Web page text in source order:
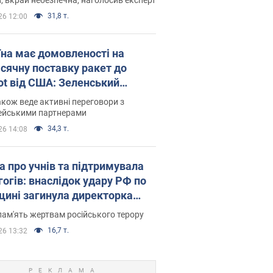
12:00 31,8 т.
має домовленості на
поставку ракет до
від США: Зеленський
подробиці
веде активні переговори з
партнерами
14:08 34,3 т.
про учнів та підтримувала
внаслідок удару РФ по
загинула директорка
ліцею, її чоловік та онук
жертвам російського терору
13:32 16,7 т.